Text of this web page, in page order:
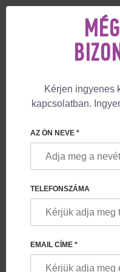
SZOLGÁLTATÁSOK
GARANCIÁLIS
PROGRAM
DONÁCIÓVAL
Kérjen ingyenes
kapcsolatban.
AZ ÖN NEVE *
TELEFONSZÁMA
EMAIL CÍME *